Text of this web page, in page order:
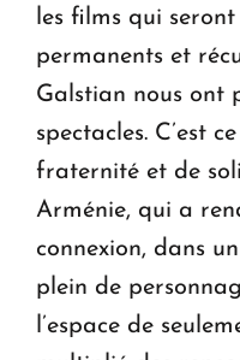
les films qui
permanents et
Galstian nous ont
spectacles. C’est
fraternité et de
Arménie, qui a
connexion, dans
plein de
l’espace de